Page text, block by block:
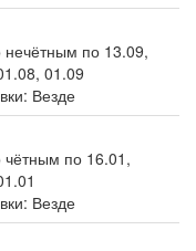
по 13.09,
01.09
Везде
чётным по 16.01,
Везде